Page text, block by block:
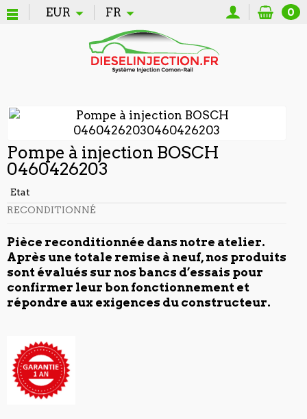
EUR FR 0
Pompe à injection BOSCH
0460426203
Etat
RECONDITIONNÉ
Pièce reconditionnée dans notre atelier.
Après une totale remise à neuf, nos produits
sont évalués sur nos bancs d’essais pour
confirmer leur bon fonctionnement et
répondre aux exigences du constructeur.